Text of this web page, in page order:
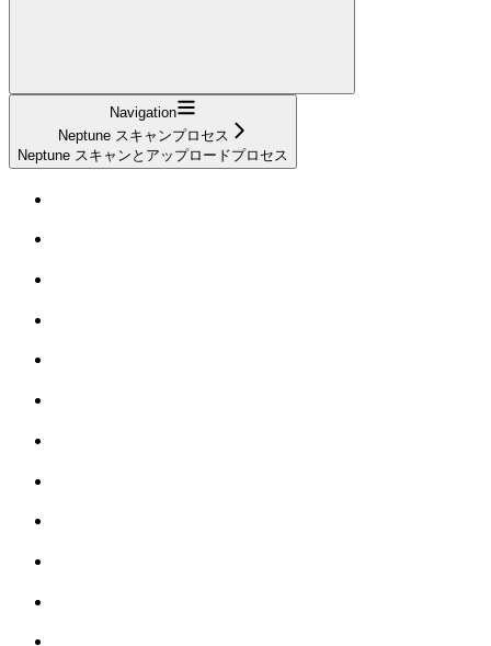
Navigation
Neptune スキャンプロセス
Neptune スキャンとアップロードプロセス